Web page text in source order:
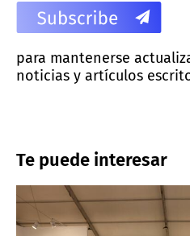
para mantenerse
noticias y artículos
Te puede interesar